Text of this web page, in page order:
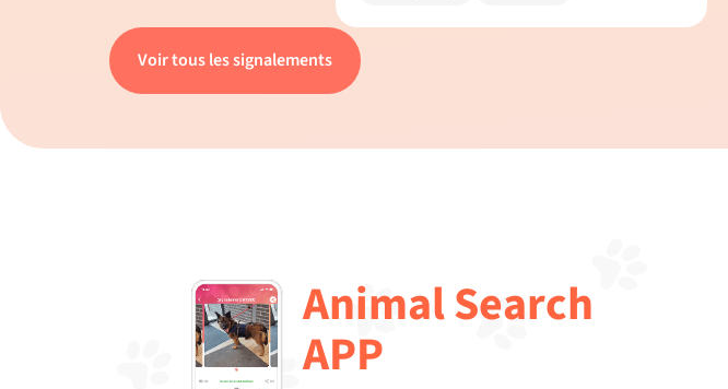
Voir tous les signalements
Animal Search
APP